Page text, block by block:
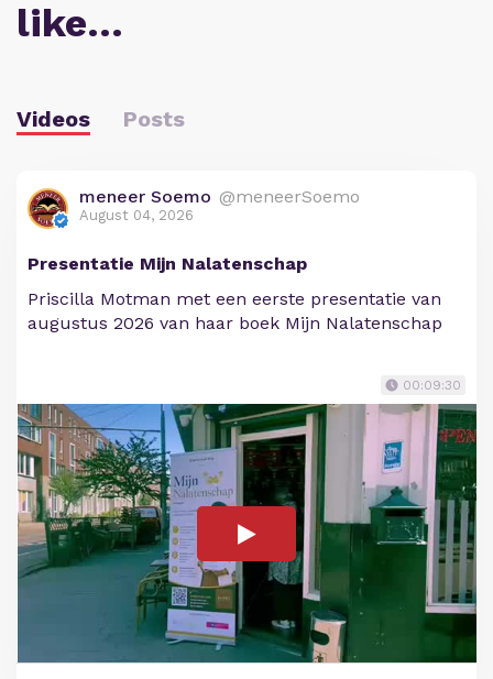
like…
Videos Posts
meneer Soemo @meneerSoemo
August 04, 2026
Presentatie Mijn Nalatenschap
Priscilla Motman met een eerste presentatie van
augustus 2026 van haar boek Mijn Nalatenschap
00:09:30